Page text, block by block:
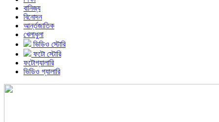
বানিজ্য
বিনোদন
আর্ন্তজাতিক
খেলাধুলা
ভিডিও স্টোরি
ফটো স্টোরি
ফটোগ্যালারি
ভিডিও গ্যালারি